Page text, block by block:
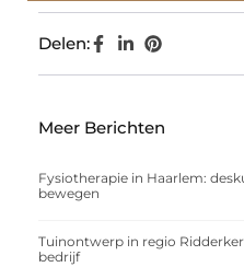
Delen:
Meer Berichten
Fysiotherapie in Haarlem:
bewegen
Tuinontwerp in regio
bedrijf